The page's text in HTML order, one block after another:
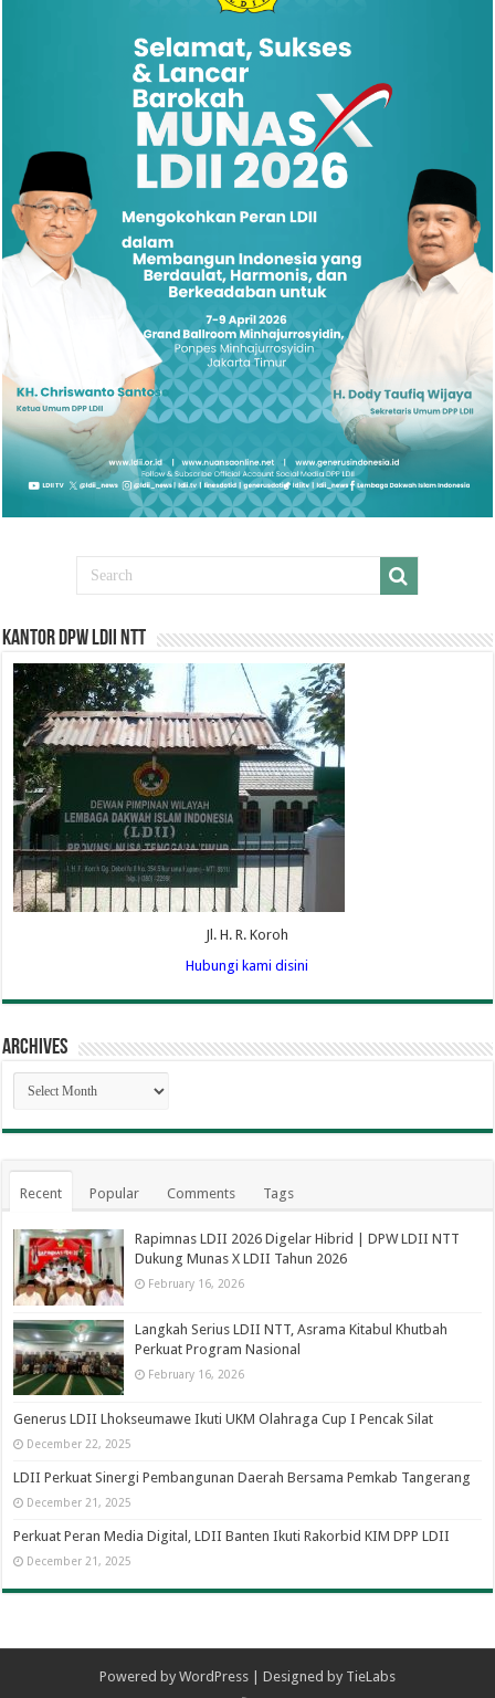
Kantor DPW LDII NTT
Jl. H. R. Koroh
Hubungi kami disini
Archives
Archives
Recent Popular Comments Tags
Rapimnas LDII 2026 Digelar Hibrid | DPW LDII NTT
Dukung Munas X LDII Tahun 2026
February 16, 2026
Langkah Serius LDII NTT, Asrama Kitabul Khutbah
Perkuat Program Nasional
February 16, 2026
Generus LDII Lhokseumawe Ikuti UKM Olahraga Cup I Pencak Silat
December 22, 2025
LDII Perkuat Sinergi Pembangunan Daerah Bersama Pemkab Tangerang
December 21, 2025
Perkuat Peran Media Digital, LDII Banten Ikuti Rakorbid KIM DPP LDII
December 21, 2025
Powered by WordPress | Designed by TieLabs